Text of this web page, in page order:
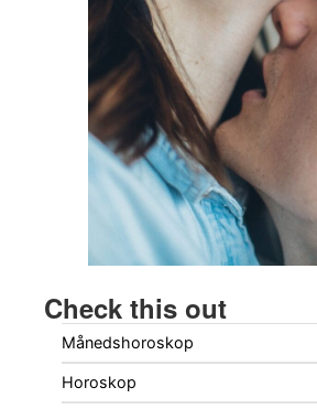
Check this out
Månedshoroskop
Horoskop